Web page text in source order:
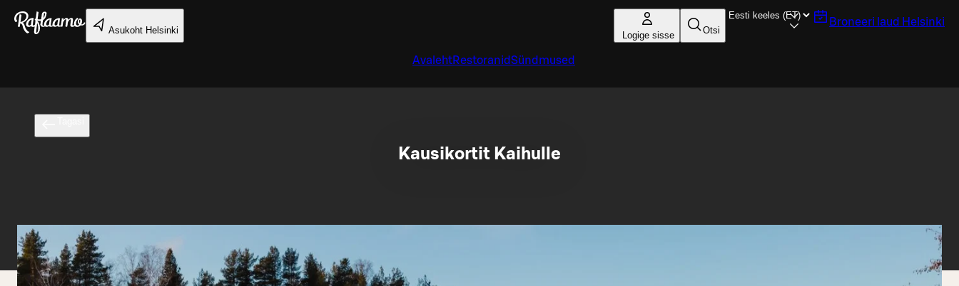
Liigu peamise sisu juurde
Asukoht Helsinki Logige sisse Otsi
Broneeri laud Helsinki
AvalehtRestoranidSündmused
Kausikortit Kaihulle